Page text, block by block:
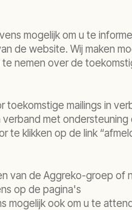
mogelijk om u te
de website. Wij maken
nemen over de
mailings in
met ondersteuning
te klikken op de link
van de Aggreko-groep of
op de pagina's
mogelijk ook om u te